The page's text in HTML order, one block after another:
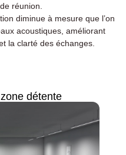
réunion.
diminue à mesure que l’on
acoustiques, améliorant
la clarté des échanges.
détente